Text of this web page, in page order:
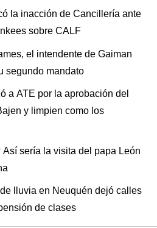
la inacción de Cancillería ante
sobre CALF
el intendente de Gaiman
segundo mandato
a ATE por la aprobación del
y limpien como los
sería la visita del papa León
lluvia en Neuquén dejó calles
de clases